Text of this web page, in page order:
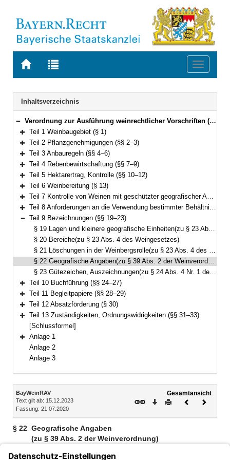
Zur
BAYERN.RECHT
Zur
letzten
Suche
Toggle
Navigation
Inhaltsverzeichnis
Bereich reduzieren
Verordnung zur Ausführung weinrechtlicher Vorschriften (BayWeinRAV) Vom 21. Juli 2020 (GVBl. S. 410) BayRS 7821-6-V (§§ 1–33)
Bereich erweitern
Teil 1 Weinbaugebiet (§ 1)
Bereich erweitern
Teil 2 Pflanzgenehmigungen (§§ 2–3)
Bereich erweitern
Teil 3 Anbauregeln (§§ 4–6)
Bereich erweitern
Teil 4 Rebenbewirtschaftung (§§ 7–9)
Bereich erweitern
Teil 5 Hektarertrag, Kontrolle (§§ 10–12)
Bereich erweitern
Teil 6 Weinbereitung (§ 13)
Bereich erweitern
Teil 7 Kontrolle von Weinen mit geschützter geografischer Angabe und Erzeugnissen mit der Angabe einer oder mehrerer Rebsorten oder der Angabe des Erntejahres (§§ 14–17)
Bereich erweitern
Teil 8 Anforderungen an die Verwendung bestimmter Behältnisformen (§ 18)
Bereich reduzieren
Teil 9 Bezeichnungen (§§ 19–23)
§ 19 Lagen und kleinere geografische Einheiten(zu § 23 Abs. 4 des Weingesetzes)
§ 20 Bereiche(zu § 23 Abs. 4 des Weingesetzes)
§ 21 Löschungen in der Weinbergsrolle(zu § 23 Abs. 4 des Weingesetzes)
§ 22 Geografische Angaben(zu § 39 Abs. 2 der Weinverordnung)
§ 23 Gütezeichen, Auszeichnungen(zu § 24 Abs. 4 Nr. 1 des Weingesetzes)
Bereich erweitern
Teil 10 Buchführung (§§ 24–27)
Bereich erweitern
Teil 11 Begleitpapiere (§§ 28–29)
Bereich erweitern
Teil 12 Absatzförderung (§ 30)
Bereich erweitern
Teil 13 Zuständigkeiten, Ordnungswidrigkeiten (§§ 31–33)
[Schlussformel]
Bereich erweitern
Anlage 1
Anlage 2
Anlage 3
Inhalt
BayWeinRAV
Text gilt ab: 15.12.2023
Fassung: 21.07.2020
Gesamtansicht
Download
DruckenVorheriges
§ 22 Geografische Angaben
(zu § 39 Abs. 2 der Weinverordnung)
Erstreckt sich eine Lage über das Gebiet mehrerer